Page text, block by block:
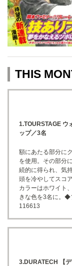
THIS
1.TOURSTAGE ウ
ップ／3名
額にあたる部分に
を使用。その部分
続的に得られ、気
頭を冷やしてスコ
カラーはホワイト
きな色を3名に。
116613
3.DURATECH 【